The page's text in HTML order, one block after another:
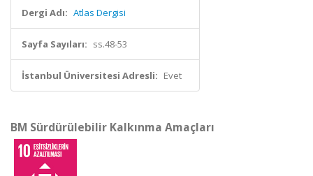
Dergi Adı: Atlas Dergisi
Sayfa Sayıları: ss.48-53
İstanbul Üniversitesi Adresli: Evet
BM Sürdürülebilir Kalkınma Amaçları